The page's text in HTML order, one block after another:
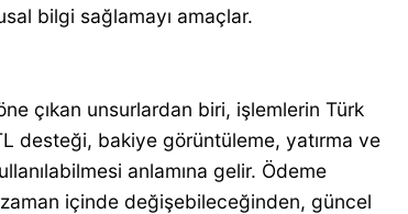
bilgi sağlamayı amaçlar.
çıkan unsurlardan biri, işlemlerin Türk
desteği, bakiye görüntüleme, yatırma ve
anlamına gelir. Ödeme
içinde değişebileceğinden, güncel